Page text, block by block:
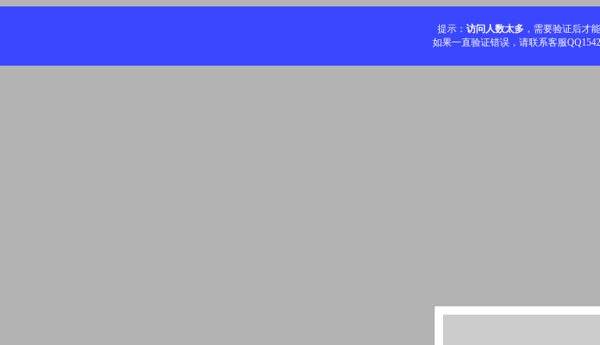
提示： 访问人数太多 ，需要验证后才
如果一直验证错误，请联系客服